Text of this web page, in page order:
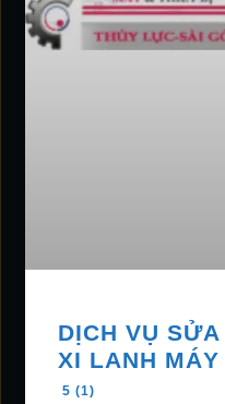
DỊCH VỤ
XI LANH MÁY
5 (1)